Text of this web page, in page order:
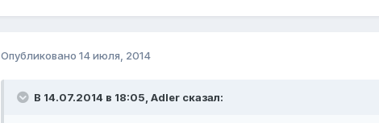
Опубликовано 14 июля, 2014
В 14.07.2014 в 18:05, Adler сказал: